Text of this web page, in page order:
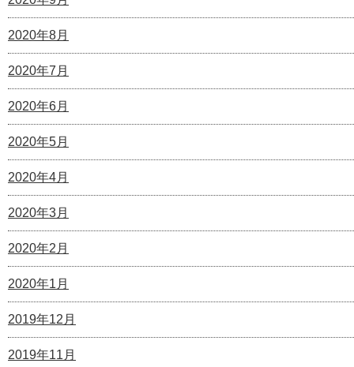
2020年8月
2020年7月
2020年6月
2020年5月
2020年4月
2020年3月
2020年2月
2020年1月
2019年12月
2019年11月